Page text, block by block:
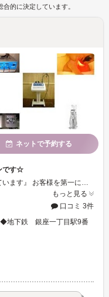
的に決定しています。
ネットで予約する
です☆
『丁寧な施術が、幅広い年齢の方に愛されています』 お客様を第一に、お客様のお気持ちになって、「BCCパーフェクトを選んでよかった」と思っていただける信頼されるサロン作りを目指しています。20代から60代の幅広い年齢層の方々にお出でいただいていますが、リピーターが多く、この取り組みが間違っていなかったと確信しています。他のサロンで結果が思わしくなかった貴女、今まで色々ダイエットしたけれどリバウンドして痩せづらい身体の貴女、足腰が弱く運動やダイエットは無理という貴女はぜひお試しください。
もっと見る
口コミ 3件
地下鉄 銀座一丁目駅9番